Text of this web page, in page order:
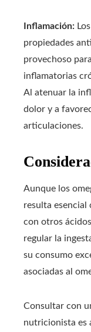
Inflamación:
propiedades
provechoso
inflamatorias
Al atenuar la
dolor y a
articulaciones.
Aunque los
resulta esencial
con otros
regular la
su consumo
asociadas al
Consultar con
nutricionista es